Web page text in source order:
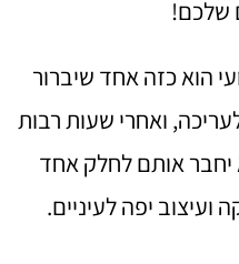
שלכם!
הוא כזה אחד שיברור
ואחרי שעות רבות
יחבר אותם לחלק אחד
יפה לעיניים.